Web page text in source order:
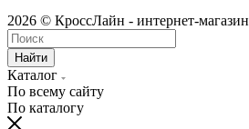
2026 © КроссЛайн - интернет-магазин
Найти
Каталог
По всему сайту
По каталогу